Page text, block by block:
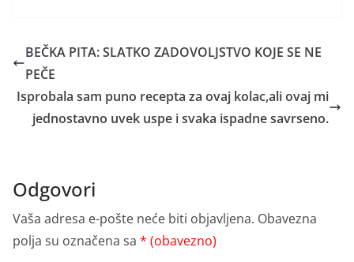
BEČKA PITA: SLATKO ZADOVOLJSTVO KOJE SE NE
PEČE
Isprobala sam puno recepta za ovaj kolac,ali ovaj mi
jednostavno uvek uspe i svaka ispadne savrseno.
Odgovori
Vaša adresa e-pošte neće biti objavljena. Obavezna
polja su označena sa * (obavezno)